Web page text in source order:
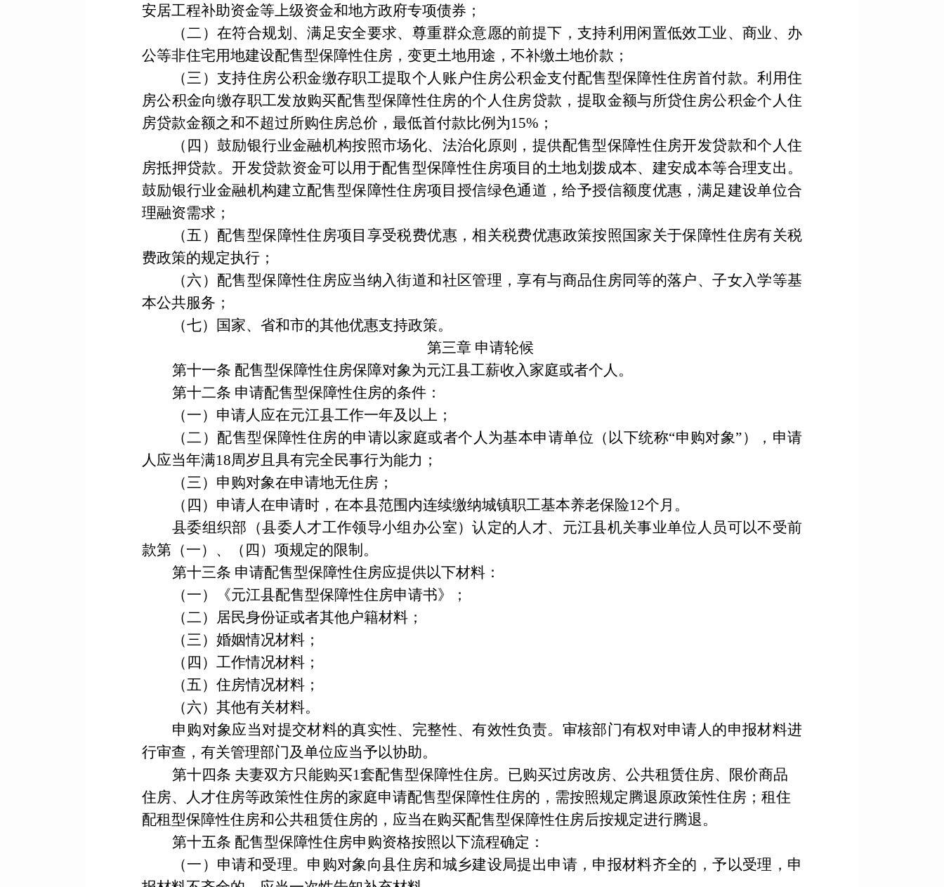
安居工程补助资金等上级资金和地方政府专项债券；
（二）在符合规划、满足安全要求、尊重群众意愿的前提下，支持利用闲置低效工业、商业、办
公等非住宅用地建设配售型保障性住房，变更土地用途，不补缴土地价款；
（三）支持住房公积金缴存职工提取个人账户住房公积金支付配售型保障性住房首付款。利用住
房公积金向缴存职工发放购买配售型保障性住房的个人住房贷款，提取金额与所贷住房公积金个人住
房贷款金额之和不超过所购住房总价，最低首付款比例为15% ；
（四）鼓励银行业金融机构按照市场化、法治化原则，提供配售型保障性住房开发贷款和个人住
房抵押贷款。开发贷款资金可以用于配售型保障性住房项目的土地划拨成本、建安成本等合理支出。
鼓励银行业金融机构建立配售型保障性住房项目授信绿色通道，给予授信额度优惠，满足建设单位合
理融资需求；
（五）配售型保障性住房项目享受税费优惠，相关税费优惠政策按照国家关于保障性住房有关税
费政策的规定执行；
（六）配售型保障性住房应当纳入街道和社区管理，享有与商品住房同等的落户、子女入学等基
本公共服务；
（七）国家、省和市的其他优惠支持政策。
第三章 申请轮候
第十一条 配售型保障性住房保障对象为元江县工薪收入家庭或者个人。
第十二条 申请配售型保障性住房的条件：
（一） 申请人应在元江县工作一年及以上 ；
（二）配售型保障性住房的申请以家庭或者个人为基本申请单位（以下统称“申购对象”），申请
人应当年满18周岁且具有完全民事行为能力；
（三）申购对象在申请地无住房；
（四）申请人在申请时，在本县范围内连续缴纳城镇职工基本养老保险12个月。
县委组织部（县委人才工作领导小组办公室）认定的人才、元江县机关事业单位人员可以不受前
款第（一）、（四）项规定的限制。
第十三条 申请配售型保障性住房应提供以下材料：
（一）《元江县配售型保障性住房申请书》；
（二）居民身份证或者其他户籍材料；
（三）婚姻情况材料；
（四）工作情况材料；
（五）住房情况材料；
（六）其他有关材料。
申购对象应当对提交材料的真实性、完整性、有效性负责。审核部门有权对申请人的申报材料进
行审查，有关管理部门及单位应当予以协助。
第十四条 夫妻双方只能购买1套配售型保障性住房。已购买过房改房、公共租赁住房、限价商品
住房、人才住房等政策性住房的家庭申请配售型保障性住房的，需按照规定腾退原政策性住房；租住
配租型保障性住房和公共租赁住房的，应当在购买配售型保障性住房后按规定进行腾退。
第十五条 配售型保障性住房申购资格按照以下流程确定：
（一）申请和受理。 申购对象向县住房和城乡建设局提出申请，申报材料齐全的，予以受理，申